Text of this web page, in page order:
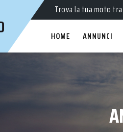
Trova la tua moto tra
HOME ANNUNCI